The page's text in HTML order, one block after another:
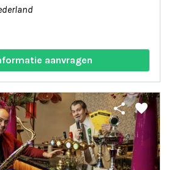
aanvragen
share favorite